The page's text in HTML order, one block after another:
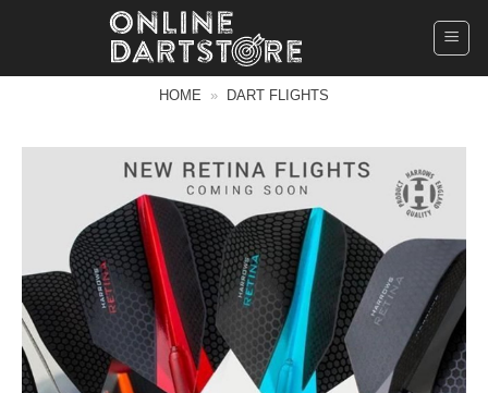
HOME » DART FLIGHTS